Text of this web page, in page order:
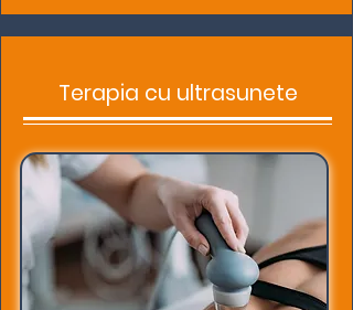
Terapia cu ultrasunete